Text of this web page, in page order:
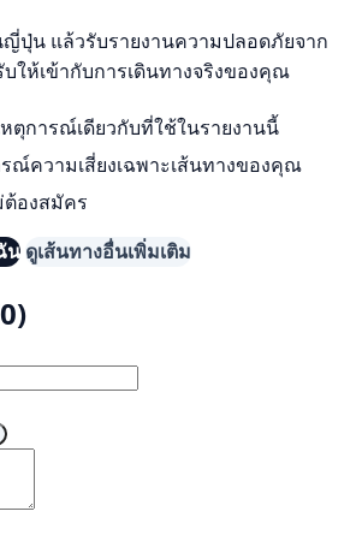
ญี่ปุ่น แล้วรับรายงานความปลอดภัยจาก
ให้เข้ากับการเดินทางจริงของคุณ
ตุการณ์เดียวกับที่ใช้ในรายงานนี้
ณ์ความเสี่ยงเฉพาะเส้นทางของคุณ
องสมัคร
น ดูเส้นทางอื่นเพิ่มเติม